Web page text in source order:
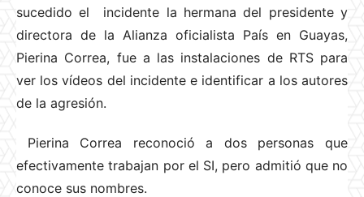
sucedido el incidente la hermana del presidente y
directora de la Alianza oficialista País en Guayas,
Pierina Correa, fue a las instalaciones de RTS para
ver los vídeos del incidente e identificar a los autores
de la agresión.
Pierina Correa reconoció a dos personas que
efectivamente trabajan por el SI, pero admitió que no
conoce sus nombres.